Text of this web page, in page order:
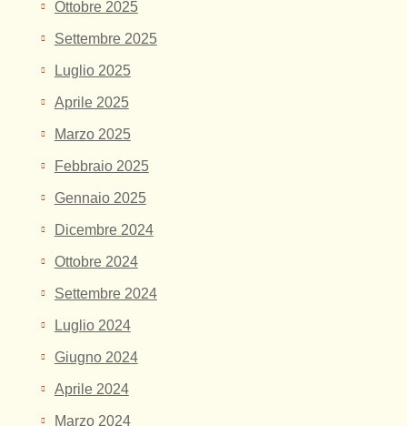
Ottobre 2025
Settembre 2025
Luglio 2025
Aprile 2025
Marzo 2025
Febbraio 2025
Gennaio 2025
Dicembre 2024
Ottobre 2024
Settembre 2024
Luglio 2024
Giugno 2024
Aprile 2024
Marzo 2024